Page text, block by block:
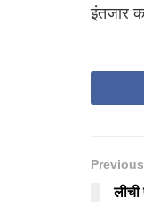
इंतजार
लीची